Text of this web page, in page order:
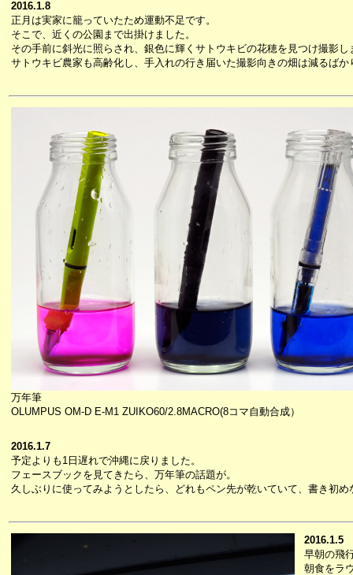
2016.1.8
正月は実家に籠っていたため運動不足です。
そこで、近くの公園まで出掛けました。
その手前に斜光に照らされ、銀色に輝くサトウキビの花穂を見つけ撮影し
サトウキビ農家も高齢化し、手入れの行き届いた撮影向きの畑は減るばか
万年筆
OLUMPUS OM-D E-M1 ZUIKO60/2.8MACRO(8コマ自動合成）
2016.1.7
予定よりも1日遅れで沖縄に戻りました。
フェースブックを見てきたら、万年筆の話題が。
久しぶりに使ってみようとしたら、どれもペン先が乾いていて、書き初
2016.1.5
早朝の飛
朝食をラ